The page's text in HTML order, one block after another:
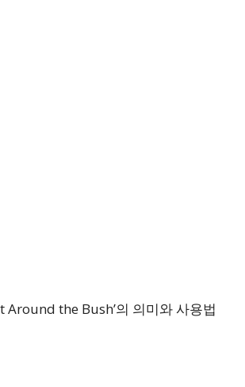
Around the Bush’의 의미와 사용법